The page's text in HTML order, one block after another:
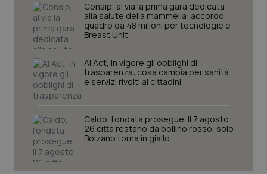
Consip, al via la prima gara dedicata
alla salute della mammella: accordo
quadro da 48 milioni per tecnologie e
Breast Unit
AI Act, in vigore gli obblighi di
trasparenza: cosa cambia per sanità
e servizi rivolti ai cittadini
Caldo, l’ondata prosegue. Il 7 agosto
26 città restano da bollino rosso, solo
Bolzano torna in giallo
Nome
Fornitore /Dominio
VISITOR_PRIVACY_METADATA
YouTube